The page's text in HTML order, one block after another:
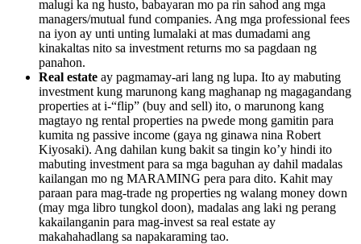
malugi ka ng husto, babayaran mo pa rin sahod ang mga
managers/mutual fund companies. Ang mga professional fees
na iyon ay unti unting lumalaki at mas dumadami ang
kinakaltas nito sa investment returns mo sa pagdaan ng
panahon.
Real estate ay pagmamay-ari lang ng lupa. Ito ay mabuting
investment kung marunong kang maghanap ng magagandang
properties at i-“flip” (buy and sell) ito, o marunong kang
magtayo ng rental properties na pwede mong gamitin para
kumita ng passive income (gaya ng ginawa nina Robert
Kiyosaki). Ang dahilan kung bakit sa tingin ko’y hindi ito
mabuting investment para sa mga baguhan ay dahil madalas
kailangan mo ng MARAMING pera para dito. Kahit may
paraan para mag-trade ng properties ng walang money down
(may mga libro tungkol doon), madalas ang laki ng perang
kakailanganin para mag-invest sa real estate ay
makahahadlang sa napakaraming tao.